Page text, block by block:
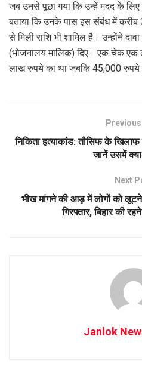
जब उनसे पूछा गया कि उन्हें मदद के लिए
बताया कि उनके पास इस संबंध में
से मिली राशि भी शामिल है। उन्होंने
(भोजनालय मालिक) दिए। एक चेक
लाख रुपये का था जबकि 45,000 रुपये
निकिता हत्याकांड: तौसिफ के
जानें उसमें
Next
भीख मांगने की आड़ में लोगों को लूटने
गिरफ्तार, बिहार की
Janlok